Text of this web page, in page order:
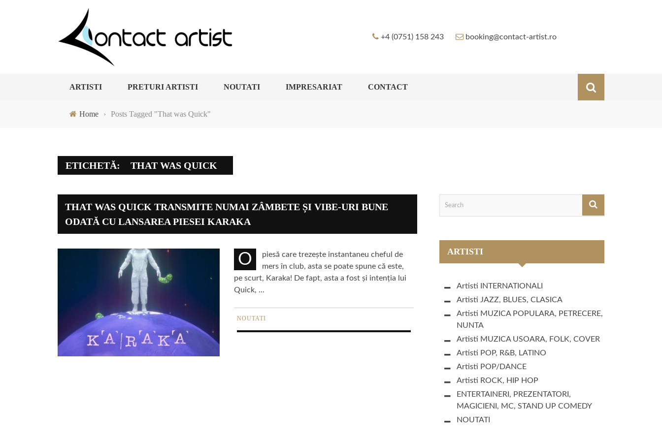
+4 (0751) 158 243 booking@contact-artist.ro
ARTISTI PRETURI ARTISTI NOUTATI IMPRESARIAT CONTACT
Home › Posts Tagged "That was Quick"
ETICHETĂ: THAT WAS QUICK
THAT WAS QUICK TRANSMITE NUMAI ZÂMBETE ȘI VIBE-URI BUNE
ODATĂ CU LANSAREA PIESEI KARAKA
O piesă care trezește instantaneu cheful de
mers în club, asta se poate spune că este,
pe scurt, Karaka! De fapt, asta a fost și intenția lui
Quick, ...
NOUTATI
ARTISTI
Artisti INTERNATIONALI
Artisti JAZZ, BLUES, CLASICA
Artisti MUZICA POPULARA, PETRECERE,
NUNTA
Artisti MUZICA USOARA, FOLK, COVER
Artisti POP, R&B, LATINO
Artisti POP/DANCE
Artisti ROCK, HIP HOP
ENTERTAINERI, PREZENTATORI,
MAGICIENI, MC, STAND UP COMEDY
NOUTATI